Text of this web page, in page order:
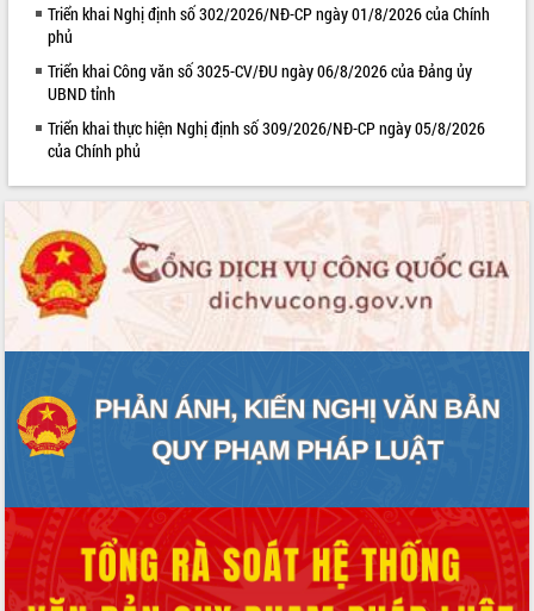
Lao động
UBND tỉnh Đắk Lắk triển khai nhiệm
vụ 6 tháng cuối năm 2026
Kỳ họp thứ Hai, Hội đồng nhân dân
tỉnh khóa XI quyết nghị nhiều nội dung
quan trọng
Bí thư Tỉnh ủy Lương Nguyễn Minh
Triết thăm, tặng quà người có công với
cách mạng
Rà soát, hoàn thiện hệ thống thiết chế
văn hóa, thể thao đáp ứng yêu cầu
phát triển mới
Thường trực HĐND tỉnh Đắk Lắk gặp
Lễ truy điệu và an táng hài cốt liệt sĩ
tại Nghĩa trang Liệt sĩ xã Sơn Hòa
Bàn giải pháp tháo gỡ khó khăn trong
định EUDR
Thứ trưởng Bộ Nông nghiệp và Môi
trường Nguyễn Hoàng Hiệp khảo sát
vùng trồng và doanh nghiệp đóng gói
LIÊN KẾT WEB
Triển khai Nghị định số 302/2026/NĐ-CP ngày 01/8/2026 của Chính
phủ
Triển khai Công văn số 3025-CV/ĐU ngày 06/8/2026 của Đảng ủy
UBND tỉnh
Triển khai thực hiện Nghị định số 309/2026/NĐ-CP ngày 05/8/2026
của Chính phủ